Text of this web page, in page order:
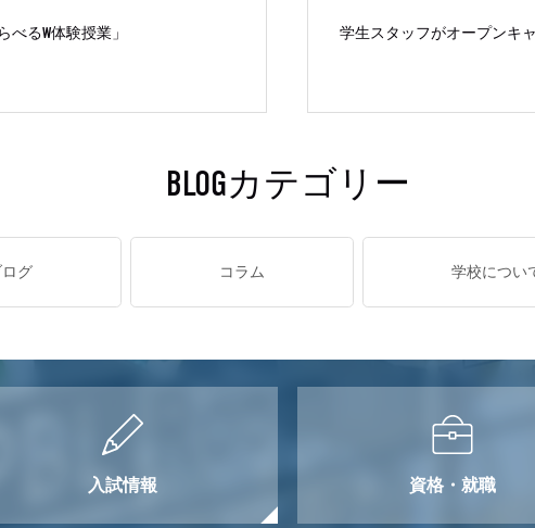
るW体験授業」 学生スタッフがオープンキ
BLOGカテゴリー
グ コラム 学校につい
入試情報 資格・就職